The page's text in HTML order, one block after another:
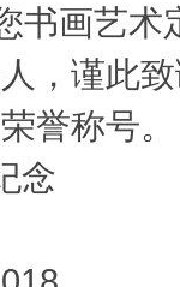
书画艺术
，谨此
誉称号。
念